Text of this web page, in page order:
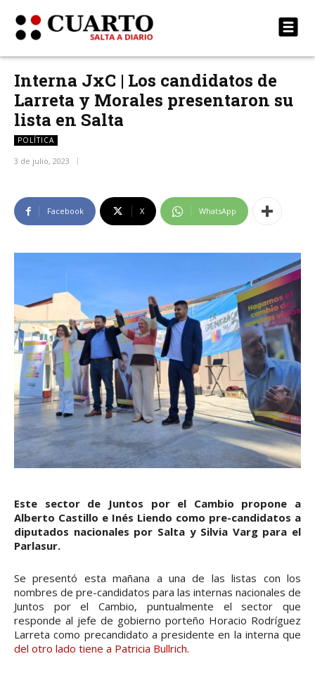
Interna JxC | Los candidatos de
Larreta y Morales presentaron su
lista en Salta
POLÍTICA
3 de julio, 2023
Facebook X WhatsApp
Este sector de Juntos por el Cambio propone a
Alberto Castillo e Inés Liendo como pre-candidatos a
diputados nacionales por Salta y Silvia Varg para el
Parlasur.
Se presentó esta mañana a una de las listas con los
nombres de pre-candidatos para las internas nacionales de
Juntos por el Cambio, puntualmente el sector que
responde al jefe de gobierno porteño Horacio Rodríguez
Larreta como precandidato a presidente en la interna que
del otro lado tiene a Patricia Bullrich.